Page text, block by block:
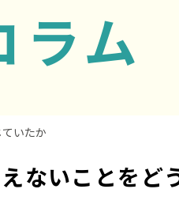
ラム
いたか
ないことをど